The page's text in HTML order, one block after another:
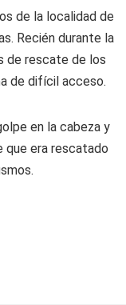
de la localidad de
Recién durante la
de rescate de los
de difícil acceso.
en la cabeza y
que era rescatado